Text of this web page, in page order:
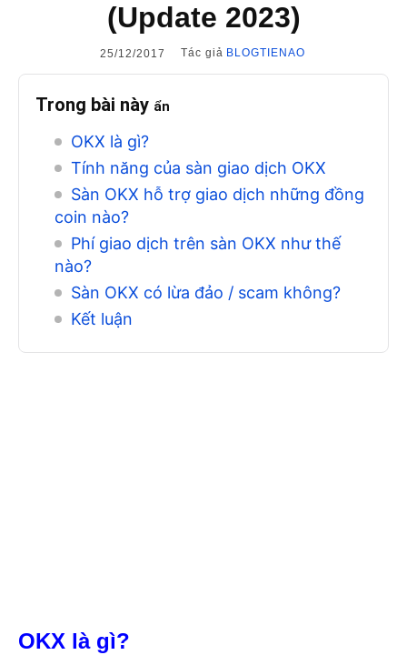
(Update 2023)
25/12/2017 Tác giả BLOGTIENAO
Trong bài này ẩn
OKX là gì?
Tính năng của sàn giao dịch OKX
Sàn OKX hỗ trợ giao dịch những đồng
coin nào?
Phí giao dịch trên sàn OKX như thế
nào?
Sàn OKX có lừa đảo / scam không?
Kết luận
OKX là gì?